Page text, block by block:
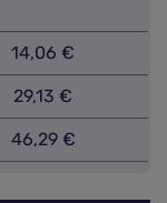
14,06 €
29,13 €
46,29 €